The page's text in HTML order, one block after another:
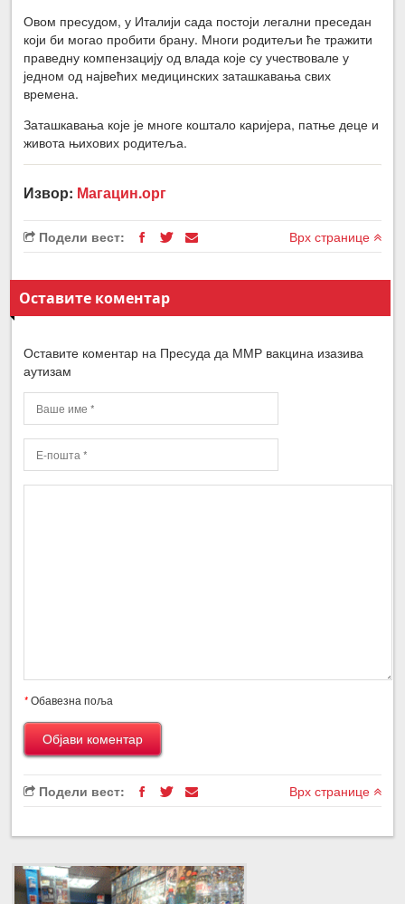
Овом пресудом, у Италији сада постоји легални преседан
који би могао пробити брану. Многи родитељи ће тражити
праведну компензацију од влада које су учествовале у
једном од највећих медицинских заташкавања свих
времена.
Заташкавања које је многе коштало каријера, патње деце и
живота њихових родитеља.
Извор: Магацин.орг
Подели вест: Врх странице
Оставите коментар
Оставите коментар на Пресуда да ММР вакцина изазива
аутизам
*Обавезна поља
Подели вест: Врх странице